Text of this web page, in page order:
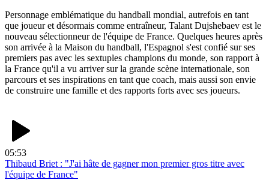
Personnage emblématique du handball mondial, autrefois en tant
que joueur et désormais comme entraîneur, Talant Dujshebaev est le
nouveau sélectionneur de l'équipe de France. Quelques heures après
son arrivée à la Maison du handball, l'Espagnol s'est confié sur ses
premiers pas avec les sextuples champions du monde, son rapport à
la France qu'il a vu arriver sur la grande scène internationale, son
parcours et ses inspirations en tant que coach, mais aussi son envie
de construire une famille et des rapports forts avec ses joueurs.
05:53
Thibaud Briet : "J'ai hâte de gagner mon premier gros titre avec
l'équipe de France"